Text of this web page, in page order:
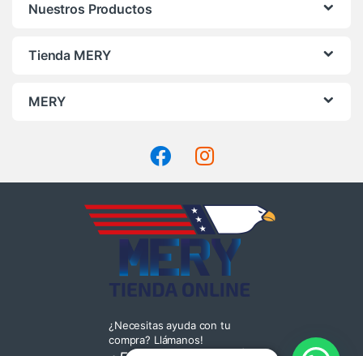
Nuestros Productos
Tienda MERY
MERY
¿Necesitas ayuda con tu
compra? Llámanos!